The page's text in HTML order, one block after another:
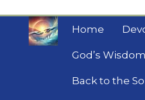
content
Home
God’s
Back to the